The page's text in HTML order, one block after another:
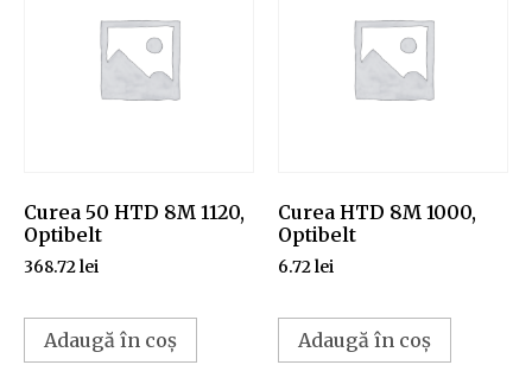
Curea 50 HTD 8M 1120,
Optibelt
368.72lei
Adaugă în coș
Curea HTD 8M 1000,
Optibelt
6.72lei
Adaugă în coș